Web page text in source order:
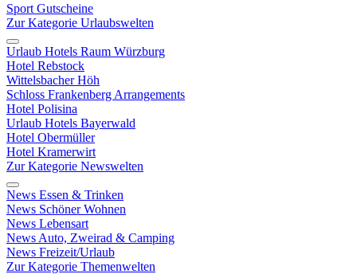
Sport Gutscheine
Zur Kategorie Urlaubswelten
Urlaub Hotels Raum Würzburg
Hotel Rebstock
Wittelsbacher Höh
Schloss Frankenberg Arrangements
Hotel Polisina
Urlaub Hotels Bayerwald
Hotel Obermüller
Hotel Kramerwirt
Zur Kategorie Newswelten
News Essen & Trinken
News Schöner Wohnen
News Lebensart
News Auto, Zweirad & Camping
News Freizeit/Urlaub
Zur Kategorie Themenwelten